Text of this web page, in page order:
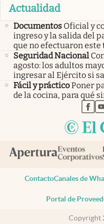
Actualidad
Documentos Oficial y
ingreso y la salida del
que no efectuaron
Seguridad Nacional
agosto: los adultos
ingresar al Ejército si
Fácil y prácticoPoner
de la cocina, para qué
ContactoCanales de
Portal de
Copyright